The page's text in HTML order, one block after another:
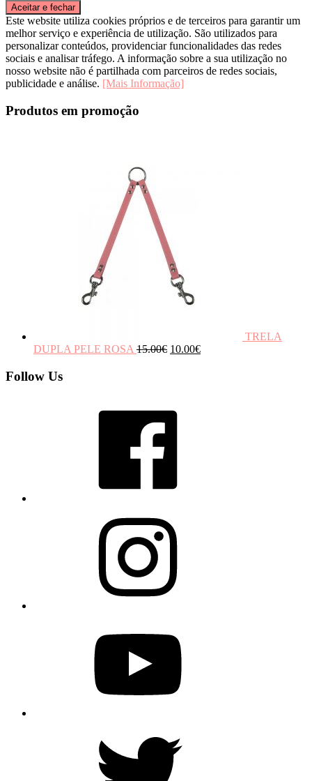
Este website utiliza cookies próprios e de terceiros para garantir um
melhor serviço e experiência de utilização. São utilizados para
personalizar conteúdos, providenciar funcionalidades das redes
sociais e analisar tráfego. A informação sobre a sua utilização no
nosso website não é partilhada com parceiros de redes sociais,
publicidade e análise. [Mais Informação]
Produtos em promoção
TRELA
DUPLA PELE ROSA 15.00€ 10.00€
Follow Us